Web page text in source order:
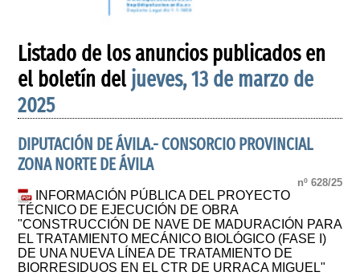
Listado de los anuncios publicados en
el boletín del jueves, 13 de marzo de
2025
DIPUTACIÓN DE ÁVILA.- CONSORCIO PROVINCIAL
ZONA NORTE DE ÁVILA
nº 628/25
INFORMACIÓN PÚBLICA DEL PROYECTO
TÉCNICO DE EJECUCIÓN DE OBRA
"CONSTRUCCIÓN DE NAVE DE MADURACIÓN PARA
EL TRATAMIENTO MECÁNICO BIOLÓGICO (FASE I)
DE UNA NUEVA LÍNEA DE TRATAMIENTO DE
BIORRESIDUOS EN EL CTR DE URRACA MIGUEL"